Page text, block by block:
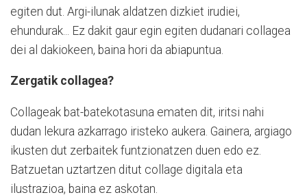
egiten dut. Argi-ilunak aldatzen dizkiet irudiei,
ehundurak... Ez dakit gaur egin egiten dudanari collagea
dei al dakiokeen, baina hori da abiapuntua.
Zergatik collagea?
Collageak bat-batekotasuna ematen dit, iritsi nahi
dudan lekura azkarrago iristeko aukera. Gainera, argiago
ikusten dut zerbaitek funtzionatzen duen edo ez.
Batzuetan uztartzen ditut collage digitala eta
ilustrazioa, baina ez askotan.